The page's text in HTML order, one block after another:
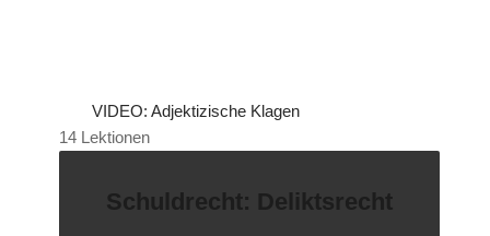
VIDEO: Adjektizische Klagen
14 Lektionen
Schuldrecht: Deliktsrecht